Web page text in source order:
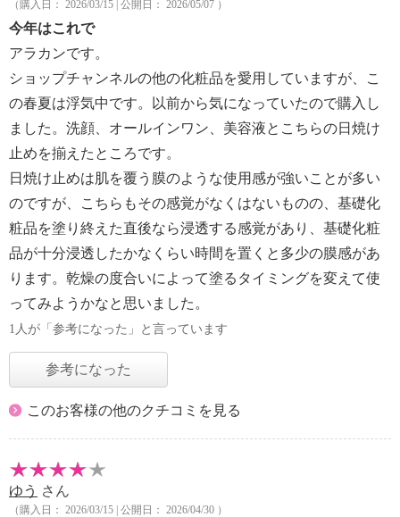
（購入日： 2026/03/15 | 公開日： 2026/05/07 ）
今年はこれで
アラカンです。
ショップチャンネルの他の化粧品を愛用していますが、こ
の春夏は浮気中です。以前から気になっていたので購入し
ました。洗顔、オールインワン、美容液とこちらの日焼け
止めを揃えたところです。
日焼け止めは肌を覆う膜のような使用感が強いことが多い
のですが、こちらもその感覚がなくはないものの、基礎化
粧品を塗り終えた直後なら浸透する感覚があり、基礎化粧
品が十分浸透したかなくらい時間を置くと多少の膜感があ
ります。乾燥の度合いによって塗るタイミングを変えて使
ってみようかなと思いました。
1人が「参考になった」と言っています
参考になった
このお客様の他のクチコミを見る
ゆう さん
（購入日： 2026/03/15 | 公開日： 2026/04/30 ）